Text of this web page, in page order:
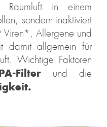
in einem
sondern inaktiviert
Allergene und
damit allgemein für
Wichtige Faktoren
Filter und die